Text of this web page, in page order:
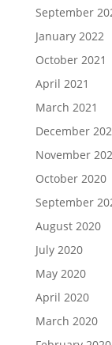
September
January 2022
October 2021
April 2021
March 2021
December
November
October 2020
September
August 2020
July 2020
May 2020
April 2020
March 2020